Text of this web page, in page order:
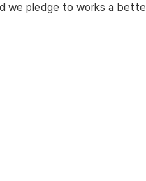
we pledge to works a